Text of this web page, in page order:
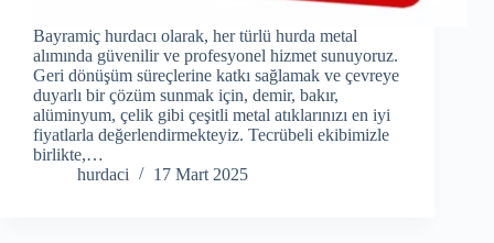
Bayramiç hurdacı olarak, her türlü hurda metal
alımında güvenilir ve profesyonel hizmet sunuyoruz.
Geri dönüşüm süreçlerine katkı sağlamak ve çevreye
duyarlı bir çözüm sunmak için, demir, bakır,
alüminyum, çelik gibi çeşitli metal atıklarınızı en iyi
fiyatlarla değerlendirmekteyiz. Tecrübeli ekibimizle
birlikte,…
hurdaci
17 Mart 2025